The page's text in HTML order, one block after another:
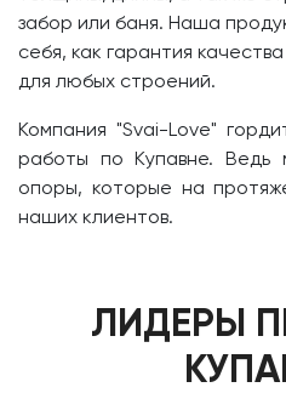
забор или баня. Наша
себя, как гарантия
для любых строений.
Компания "Svai-Love"
работы по Купавне. Ведь
опоры, которые на
наших клиентов.
ЛИДЕРЫ